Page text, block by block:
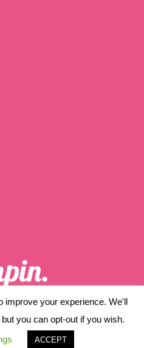
当サイトについて
サイトマップ
tanpin..
your experience. We'll
you can opt-out if you wish.
ACCEPT